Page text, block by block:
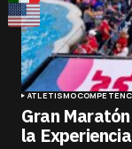
ATLETISMO
Gran
la